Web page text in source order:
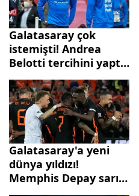
Galatasaray çok
istemişti! Andrea
Belotti tercihini yaptı
formayı giydi! Resmen
Roma'da...
Galatasaray'a yeni
dünya yıldızı!
Memphis Depay sarı
kırmızılı formaya